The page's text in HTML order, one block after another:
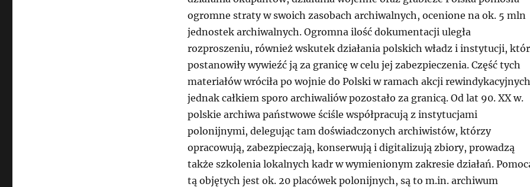
ogromne straty w swoich zasobach archiwalnych, ocenione na ok. 5 mln
jednostek archiwalnych. Ogromna ilość dokumentacji uległa
rozproszeniu, również wskutek działania polskich władz i instytucji,
postanowiły wywieźć ją za granicę w celu jej zabezpieczenia. Część tych
materiałów wróciła po wojnie do Polski w ramach akcji
jednak całkiem sporo archiwaliów pozostało za granicą. Od lat 90. XX w.
polskie archiwa państwowe ściśle współpracują z instytucjami
polonijnymi, delegując tam doświadczonych archiwistów, którzy
opracowują, zabezpieczają, konserwują i digitalizują zbiory, prowadzą
także szkolenia lokalnych kadr w wymienionym zakresie działań.
tą objętych jest ok. 20 placówek polonijnych, są to m.in. archiwum